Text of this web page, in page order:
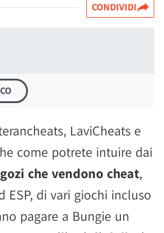
CONDIVIDI
LaviCheats e
come potrete intuire dai
che vendono cheat,
ESP, di vari giochi incluso
pagare a Bungie un